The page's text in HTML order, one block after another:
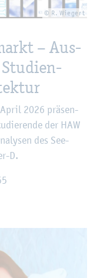
© R. Wie­gert
– Aus­
Stu­di­en­
2026 prä­sen­
der HAW
des See­
D.